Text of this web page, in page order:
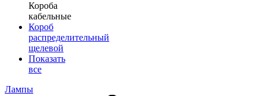
Короба
кабельные
Короб
распределительный
щелевой
Показать
все
Лампы